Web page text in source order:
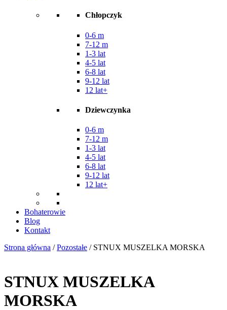
Chłopczyk
0-6 m
7-12 m
1-3 lat
4-5 lat
6-8 lat
9-12 lat
12 lat+
Dziewczynka
0-6 m
7-12 m
1-3 lat
4-5 lat
6-8 lat
9-12 lat
12 lat+
Bohaterowie
Blog
Kontakt
Strona główna /Pozostałe / STNUX MUSZELKA MORSKA
STNUX MUSZELKA
MORSKA